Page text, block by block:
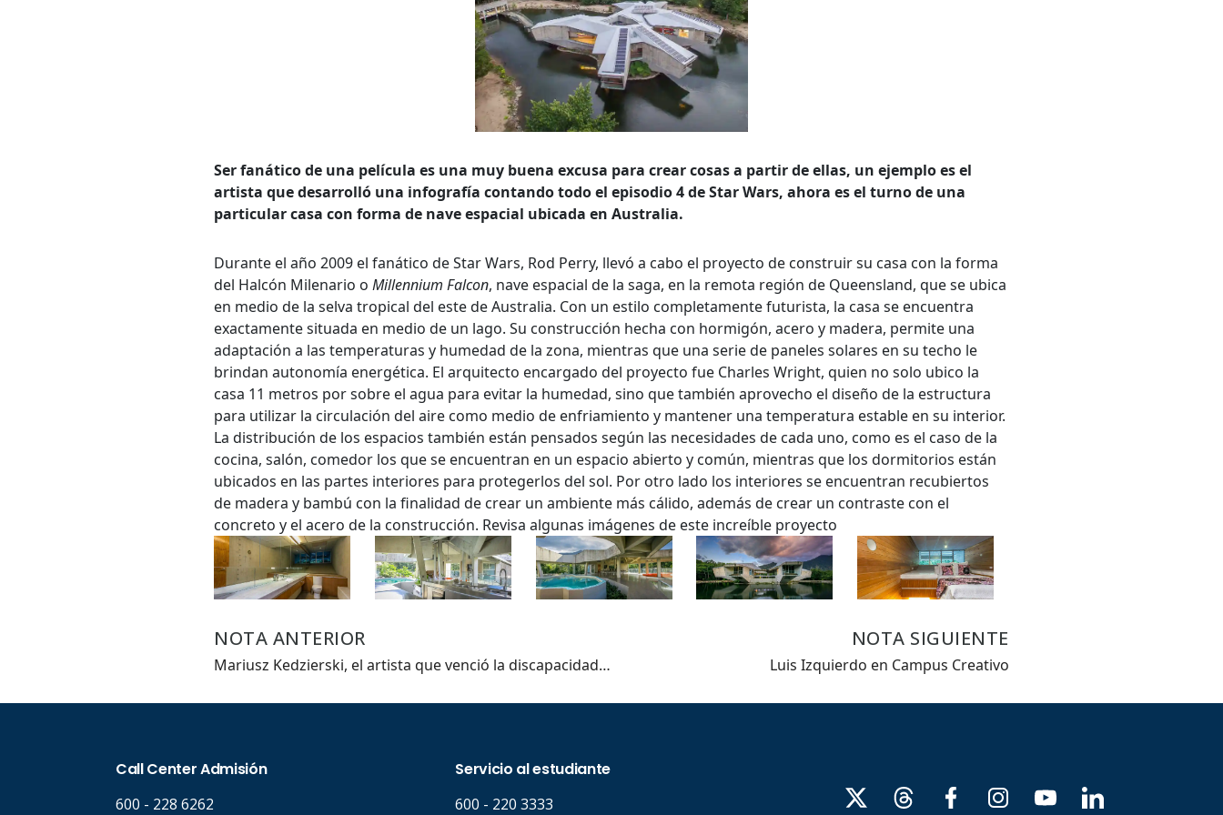
Ser fanático de una película es una muy buena excusa para crear cosas a partir de ellas, un ejemplo es el
artista que desarrolló una infografía contando todo el episodio 4 de Star Wars, ahora es el turno de una
particular casa con forma de nave espacial ubicada en Australia.
Durante el año 2009 el fanático de Star Wars, Rod Perry, llevó a cabo el proyecto de construir su casa con la forma
del Halcón Milenario oMillennium Falcon, nave espacial de la saga, en la remota región de Queensland, que se ubica
en medio de la selva tropical del este de Australia. Con un estilo completamente futurista, la casa se encuentra
exactamente situada en medio de un lago. Su construcción hecha con hormigón, acero y madera, permite una
adaptación a las temperaturas y humedad de la zona, mientras que una serie de paneles solares en su techo le
brindan autonomía energética. El arquitecto encargado del proyecto fue Charles Wright, quien no solo ubico la
casa 11 metros por sobre el agua para evitar la humedad, sino que también aprovecho el diseño de la estructura
para utilizar la circulación del aire como medio de enfriamiento y mantener una temperatura estable en su interior.
La distribución de los espacios también están pensados según las necesidades de cada uno, como es el caso de la
cocina, salón, comedor los que se encuentran en un espacio abierto y común, mientras que los dormitorios están
ubicados en las partes interiores para protegerlos del sol. Por otro lado los interiores se encuentran recubiertos
de madera y bambú con la finalidad de crear un ambiente más cálido, además de crear un contraste con el
concreto y el acero de la construcción. Revisa algunas imágenes de este increíble proyecto
NOTA ANTERIOR
Mariusz Kedzierski, el artista que venció la discapacidad…
NOTA SIGUIENTE
Luis Izquierdo en Campus Creativo
Búsqueda Avanzada
Palabra clave
Desde...
Hasta...